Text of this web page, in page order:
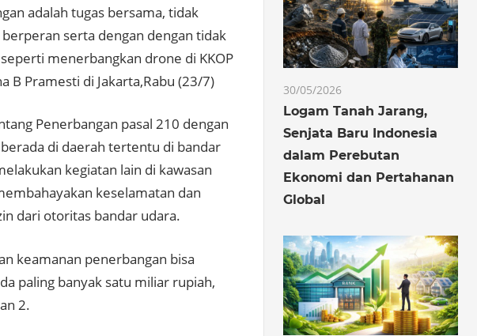
adalah tugas bersama, tidak
serta dengan dengan tidak
menerbangkan drone di KKOP
B Pramesti di Jakarta,Rabu (23/7)
Penerbangan pasal 210 dengan
di daerah tertentu di bandar
kegiatan lain di kawasan
keselamatan dan
dari otoritas bandar udara.
keamanan penerbangan bisa
paling banyak satu miliar rupiah,
2.
30/05/2026
Logam Tanah Jarang,
Senjata Baru Indonesia
dalam Perebutan
Ekonomi dan Pertahanan
Global